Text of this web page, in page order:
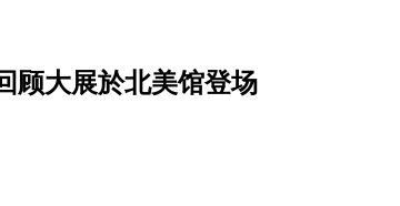
顾大展於北美馆登场